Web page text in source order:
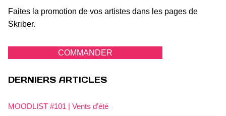
Faites la promotion de vos artistes dans les pages de
Skriber.
COMMANDER
DERNIERS ARTICLES
MOODLIST #101 | Vents d’été